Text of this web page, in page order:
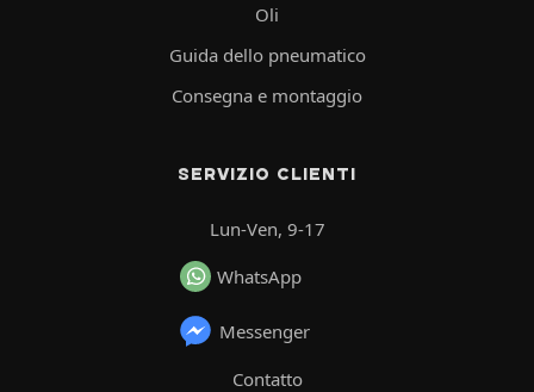
Oli
Guida dello pneumatico
Consegna e montaggio
SERVIZIO CLIENTI
Lun-Ven, 9-17
WhatsApp
Messenger
Contatto